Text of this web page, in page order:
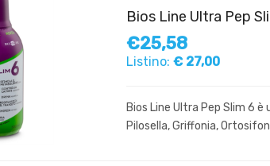
Bios Line Ultra Pep
€25,58
Listino: € 27,00
Bios Line Ultra Pep Slim 6
Pilosella, Griffonia,